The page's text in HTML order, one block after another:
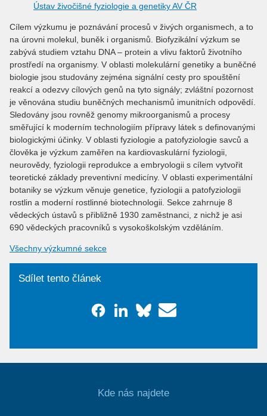
Ústav živočišné fyziologie a genetiky AV ČR
Cílem výzkumu je poznávání procesů v živých organismech, a to
na úrovni molekul, buněk i organismů. Biofyzikální výzkum se
zabývá studiem vztahu DNA – protein a vlivu faktorů životního
prostředí na organismy. V oblasti molekulární genetiky a buněčné
biologie jsou studovány zejména signální cesty pro spouštění
reakcí a odezvy cílových genů na tyto signály; zvláštní pozornost
je věnována studiu buněčných mechanismů imunitních odpovědí.
Sledovány jsou rovněž genomy mikroorganismů a procesy
směřující k moderním technologiím přípravy látek s definovanými
biologickými účinky. V oblasti fyziologie a patofyziologie savců a
člověka je výzkum zaměřen na kardiovaskulární fyziologii,
neurovědy, fyziologii reprodukce a embryologii s cílem vytvořit
teoretické základy preventivní medicíny. V oblasti experimentální
botaniky se výzkum věnuje genetice, fyziologii a patofyziologii
rostlin a moderní rostlinné biotechnologii. Sekce zahrnuje 8
vědeckých ústavů s přibližně 1930 zaměstnanci, z nichž je asi
690 vědeckých pracovníků s vysokoškolským vzděláním.
Všechny výzkumné sekce
Sdílet tento článek
Kde nás najdete